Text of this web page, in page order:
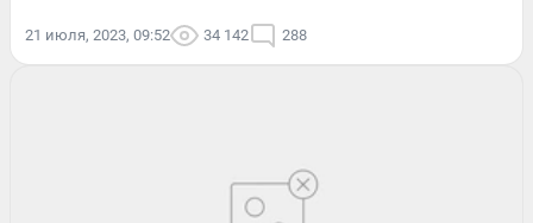
21 июля, 2023, 09:52 34 142 288